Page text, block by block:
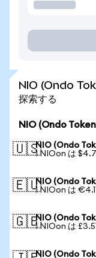
NIO (Ondo
探索する
NIO (Ondo
🇺🇸NIO (Ondo
1 NIOon は
🇪🇺NIO (Ondo
1 NIOon は
🇬🇧NIO (Ondo
1 NIOon は
NIO (Ondo